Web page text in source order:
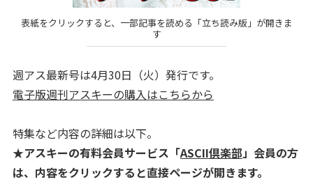
表紙をクリックすると、一部記事を読める「立ち読み版」が開きま
す
週アス最新号は4月30日（火）発行です。
電子版週刊アスキーの購入はこちらから
特集など内容の詳細は以下。
★アスキーの有料会員サービス「ASCII倶楽部」会員の方
は、内容をクリックすると直接ページが開きます。